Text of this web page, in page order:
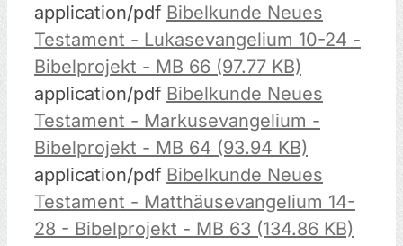
application/pdf Bibelkunde Neues
Testament - Lukasevangelium 10-24 -
Bibelprojekt - MB 66 (97.77 KB)
application/pdf Bibelkunde Neues
Testament - Markusevangelium -
Bibelprojekt - MB 64 (93.94 KB)
application/pdf Bibelkunde Neues
Testament - Matthäusevangelium 14-
28 - Bibelprojekt - MB 63 (134.86 KB)